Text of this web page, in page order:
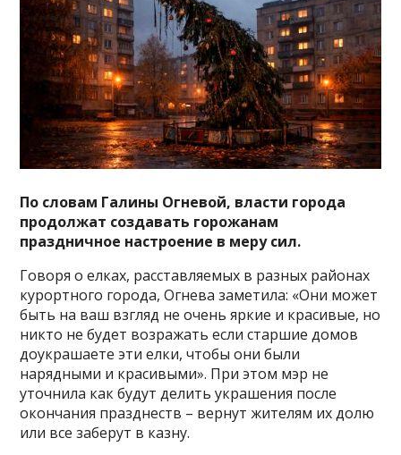
По словам Галины Огневой, власти города
продолжат создавать горожанам
праздничное настроение в меру сил.
Говоря о елках, расставляемых в разных районах
курортного города, Огнева заметила: «Они может
быть на ваш взгляд не очень яркие и красивые, но
никто не будет возражать если старшие домов
доукрашаете эти елки, чтобы они были
нарядными и красивыми». При этом мэр не
уточнила как будут делить украшения после
окончания празднеств – вернут жителям их долю
или все заберут в казну.